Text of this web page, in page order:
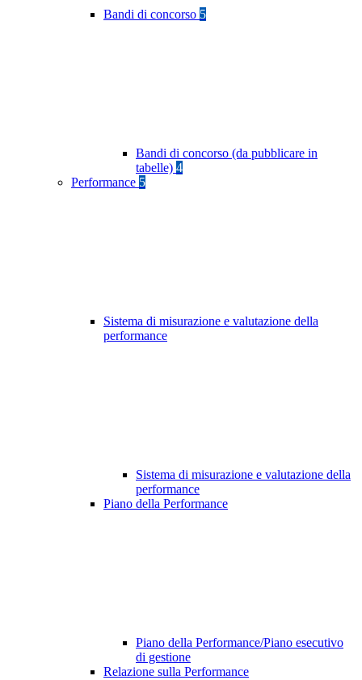
Bandi di concorso 5
Bandi di concorso (da pubblicare in
tabelle) 4
Performance 5
Sistema di misurazione e valutazione della
performance
Sistema di misurazione e valutazione della
performance
Piano della Performance
Piano della Performance/Piano esecutivo
di gestione
Relazione sulla Performance